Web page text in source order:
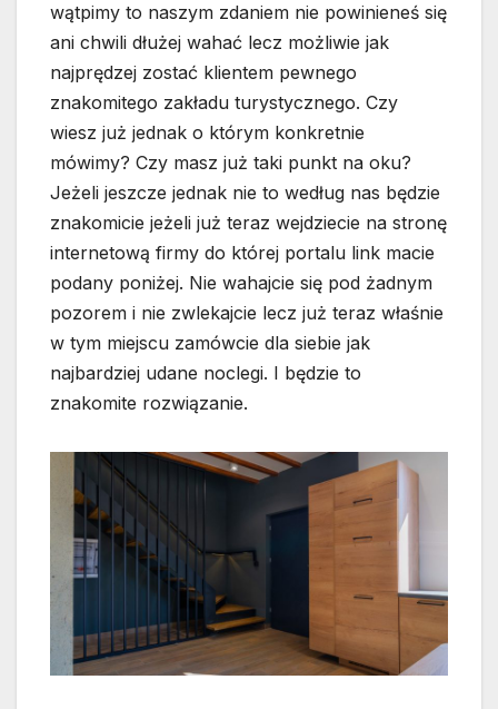
wątpimy to naszym zdaniem nie powinieneś się
ani chwili dłużej wahać lecz możliwie jak
najprędzej zostać klientem pewnego
znakomitego zakładu turystycznego. Czy
wiesz już jednak o którym konkretnie
mówimy? Czy masz już taki punkt na oku?
Jeżeli jeszcze jednak nie to według nas będzie
znakomicie jeżeli już teraz wejdziecie na stronę
internetową firmy do której portalu link macie
podany poniżej. Nie wahajcie się pod żadnym
pozorem i nie zwlekajcie lecz już teraz właśnie
w tym miejscu zamówcie dla siebie jak
najbardziej udane noclegi. I będzie to
znakomite rozwiązanie.